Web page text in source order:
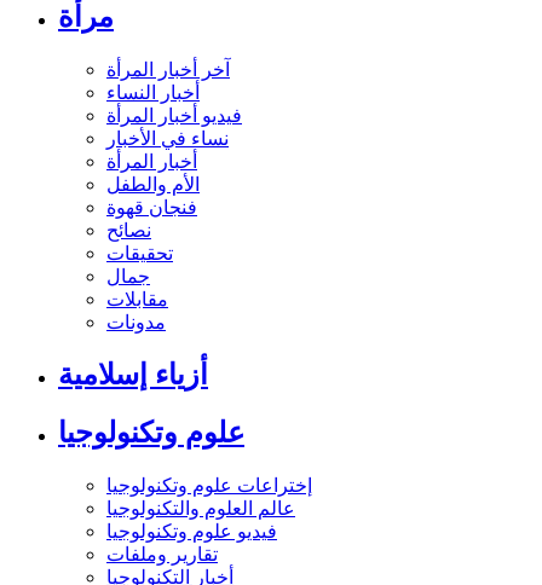
مرأة
آخر أخبار المرأة
أخبار النساء
فيديو أخبار المرأة
نساء في الأخبار
أخبار المرأة
الأم والطفل
فنجان قهوة
نصائح
تحقيقات
جمال
مقابلات
مدونات
أزياء إسلامية
علوم وتكنولوجيا
إختراعات علوم وتكنولوجيا
عالم العلوم والتكنولوجيا
فيديو علوم وتكنولوجيا
تقارير وملفات
أخبار التكنولوجيا